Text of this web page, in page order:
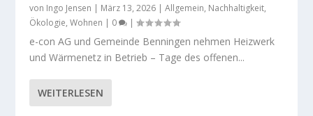
von Ingo Jensen | März 13, 2026 |Allgemein, Nachhaltigkeit,
Ökologie,Wohnen | 0 |
e-con AG und Gemeinde Benningen nehmen Heizwerk
und Wärmenetz in Betrieb – Tage des offenen...
WEITERLESEN